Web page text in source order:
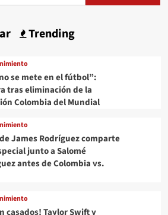
Trending
se mete en el fútbol”:
tras eliminación de la
Colombia del Mundial
James Rodríguez comparte
junto a Salomé
antes de Colombia vs.